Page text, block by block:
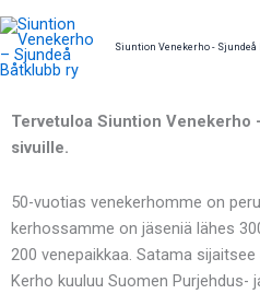
Skip
to
content
Siuntion Venekerho - Sjundeå
Tervetuloa Siuntion Venekerho
sivuille.
50-vuotias venekerhomme on
kerhossamme on jäseniä lähes
200 venepaikkaa. Satama
Kerho kuuluu Suomen Purjehdus-